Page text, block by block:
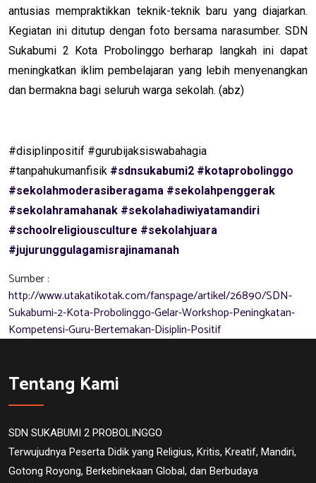
antusias mempraktikkan teknik-teknik baru yang diajarkan.
Kegiatan ini ditutup dengan foto bersama narasumber. SDN
Sukabumi 2 Kota Probolinggo berharap langkah ini dapat
meningkatkan iklim pembelajaran yang lebih menyenangkan
dan bermakna bagi seluruh warga sekolah. (abz)
#disiplinpositif #gurubijaksiswabahagia
#tanpahukumanfisik #sdnsukabumi2 #kotaprobolinggo
#sekolahmoderasiberagama #sekolahpenggerak
#sekolahramahanak #sekolahadiwiyatamandiri
#schoolreligiousculture #sekolahjuara
#jujurunggulagamisrajinamanah
Sumber :
http://www.utakatikotak.com/fanspage/artikel/26890/SDN-
Sukabumi-2-Kota-Probolinggo-Gelar-Workshop-Peningkatan-
Kompetensi-Guru-Bertemakan-Disiplin-Positif
Tentang Kami
SDN SUKABUMI 2 PROBOLINGGO
Terwujudnya Peserta Didik yang Religius, Kritis, Kreatif, Mandiri,
Gotong Royong, Berkebinekaan Global, dan Berbudaya